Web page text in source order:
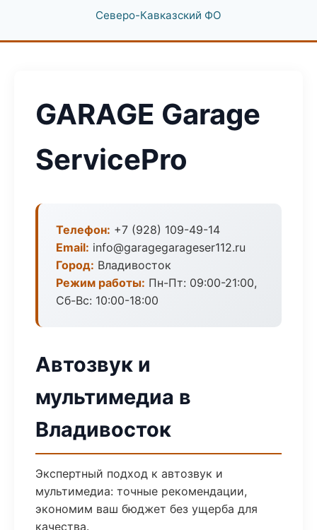
Северо-Кавказский ФО
GARAGE Garage
ServicePro
Телефон: +7 (928) 109-49-14
Email: info@garagegarageser112.ru
Город: Владивосток
Режим работы: Пн-Пт: 09:00-21:00,
Сб-Вс: 10:00-18:00
Автозвук и
мультимедиа в
Владивосток
Экспертный подход к автозвук и
мультимедиа: точные рекомендации,
экономим ваш бюджет без ущерба для
качества.